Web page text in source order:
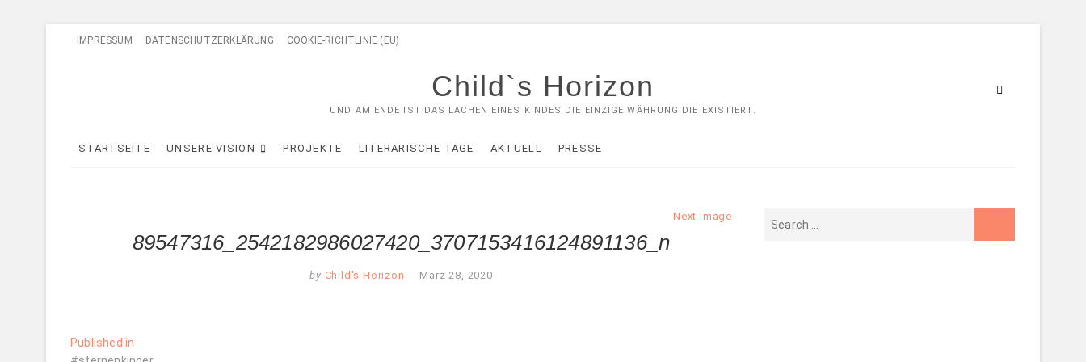
IMPRESSUM DATENSCHUTZERKLÄRUNG COOKIE-RICHTLINIE (EU)
Child`s Horizon
UND AM ENDE IST DAS LACHEN EINES KINDES DIE EINZIGE WÄHRUNG DIE EXISTIERT.
STARTSEITE UNSERE VISION PROJEKTE LITERARISCHE TAGE AKTUELL PRESSE
Next Image
89547316_2542182986027420_3707153416124891136_n
by Child's Horizon März 28, 2020
Beitragsnavigation
Published in